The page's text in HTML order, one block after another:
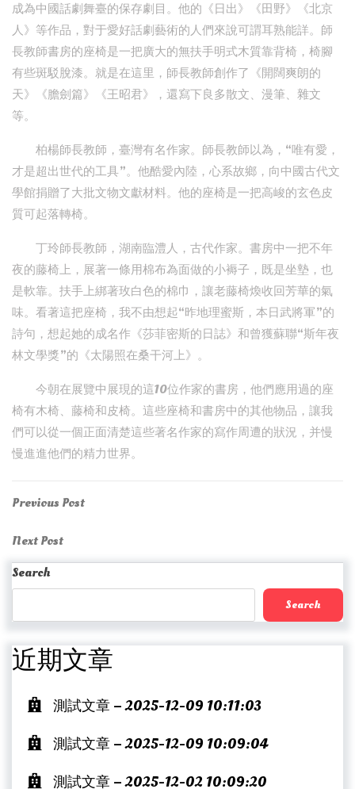
成為中國話劇舞臺的保存劇目。他的《日出》《田野》《北京
人》等作品，對于愛好話劇藝術的人們來說可謂耳熟能詳。師
長教師書房的座椅是一把廣大的無扶手明式木質靠背椅，椅腳
有些斑駁脫漆。就是在這里，師長教師創作了《開闊爽朗的
天》《膽劍篇》《王昭君》，還寫下良多散文、漫筆、雜文
等。
柏楊師長教師，臺灣有名作家。師長教師以為，“唯有愛，
才是超出世代的工具”。他酷愛內陸，心系故鄉，向中國古代文
學館捐贈了大批文物文獻材料。他的座椅是一把高峻的玄色皮
質可起落轉椅。
丁玲師長教師，湖南臨澧人，古代作家。書房中一把不年
夜的藤椅上，展著一條用棉布為面做的小褥子，既是坐墊，也
是軟靠。扶手上綁著玫白色的棉巾，讓老藤椅煥收回芳華的氣
味。看著這把座椅，我不由想起“昨地理蜜斯，本日武將軍”的
詩句，想起她的成名作《莎菲密斯的日誌》和曾獲蘇聯“斯年夜
林文學獎”的《太陽照在桑干河上》。
今朝在展覽中展現的這10位作家的書房，他們應用過的座
椅有木椅、藤椅和皮椅。這些座椅和書房中的其他物品，讓我
們可以從一個正面清楚這些著名作家的寫作周遭的狀況，并慢
慢進進他們的精力世界。
Post
navigation
Previous
Previous Post
Next
Post
Next Post
Search
Search
近期文章
測試文章 – 2025-12-09 10:11:03
測試文章 – 2025-12-09 10:09:04
測試文章 – 2025-12-02 10:09:20